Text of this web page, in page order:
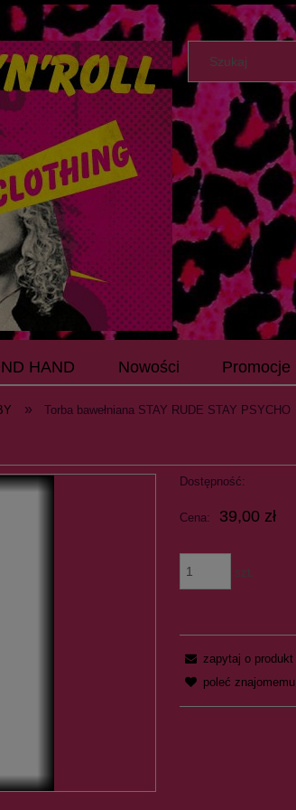
HAND Nowości Promocje
» Torba bawełniana STAY RUDE STAY PSYCHO
Dostępność:
Cena: 39,00 zł
szt.
zapytaj o produkt
poleć znajomemu